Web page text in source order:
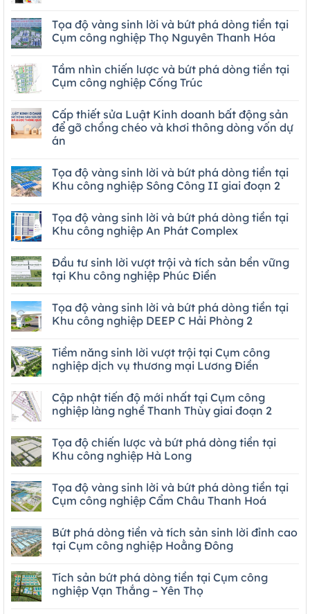
Tọa độ vàng sinh lời và bứt phá dòng tiền tại
Cụm công nghiệp Thọ Nguyên Thanh Hóa
Tầm nhìn chiến lược và bứt phá dòng tiền tại
Cụm công nghiệp Cống Trúc
Cấp thiết sửa Luật Kinh doanh bất động sản
để gỡ chồng chéo và khơi thông dòng vốn dự
án
Tọa độ vàng sinh lời và bứt phá dòng tiền tại
Khu công nghiệp Sông Công II giai đoạn 2
Tọa độ vàng sinh lời và bứt phá dòng tiền tại
Khu công nghiệp An Phát Complex
Đầu tư sinh lời vượt trội và tích sản bền vững
tại Khu công nghiệp Phúc Điền
Tọa độ vàng sinh lời và bứt phá dòng tiền tại
Khu công nghiệp DEEP C Hải Phòng 2
Tiềm năng sinh lời vượt trội tại Cụm công
nghiệp dịch vụ thương mại Lương Điền
Cập nhật tiến độ mới nhất tại Cụm công
nghiệp làng nghề Thanh Thùy giai đoạn 2
Tọa độ chiến lược và bứt phá dòng tiền tại
Khu công nghiệp Hà Long
Tọa độ vàng sinh lời và bứt phá dòng tiền tại
Cụm công nghiệp Cẩm Châu Thanh Hoá
Bứt phá dòng tiền và tích sản sinh lời đỉnh cao
tại Cụm công nghiệp Hoằng Đông
Tích sản bứt phá dòng tiền tại Cụm công
nghiệp Vạn Thắng – Yên Thọ